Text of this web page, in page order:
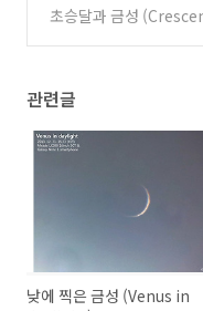
초승달과 금성
관련글
낮에 찍은 금성 (Venus in